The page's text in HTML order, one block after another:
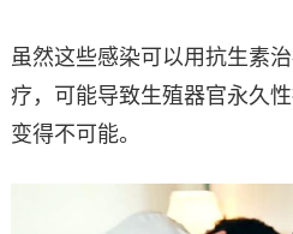
虽然这些感染可以用抗生素
疗，可能导致生殖器官永久
变得不可能。